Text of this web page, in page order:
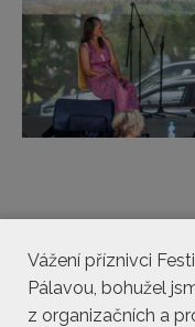
Vážení příznivci
Pálavou, bohužel
z organizačních a